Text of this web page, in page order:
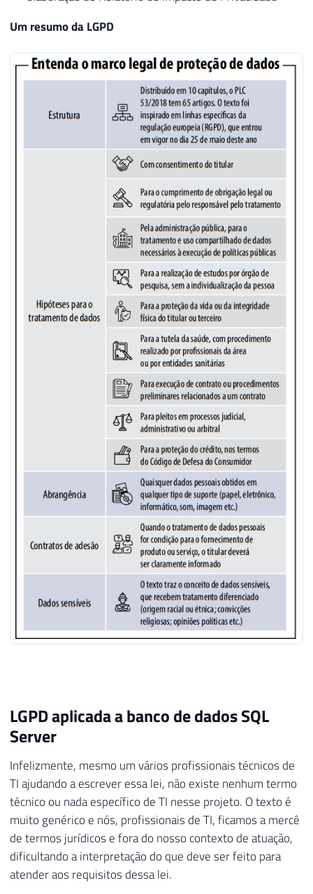
Um resumo da LGPD
LGPD aplicada a banco de dados SQL
Server
Infelizmente, mesmo um vários profissionais técnicos de
TI ajudando a escrever essa lei, não existe nenhum termo
técnico ou nada específico de TI nesse projeto. O texto é
muito genérico e nós, profissionais de TI, ficamos a mercê
de termos jurídicos e fora do nosso contexto de atuação,
dificultando a interpretação do que deve ser feito para
atender aos requisitos dessa lei.